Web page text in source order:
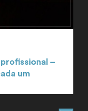
–
um